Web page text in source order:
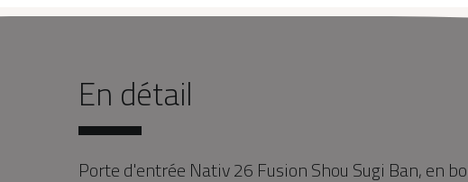
En détail
Porte d'entrée Nativ 26 Fusion Shou Sugi Ban, en